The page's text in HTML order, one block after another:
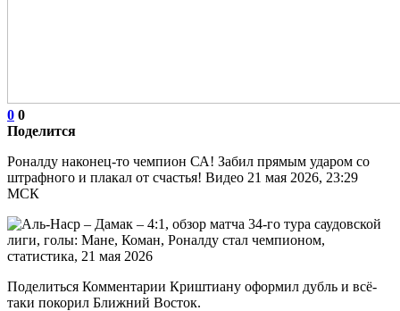
0 0
Поделится
Роналду наконец-то чемпион СА! Забил прямым ударом со
штрафного и плакал от счастья! Видео 21 мая 2026, 23:29
МСК
Поделиться Комментарии Криштиану оформил дубль и всё-
таки покорил Ближний Восток.